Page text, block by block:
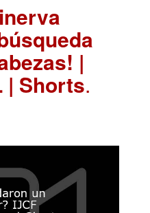
|
| Shorts.